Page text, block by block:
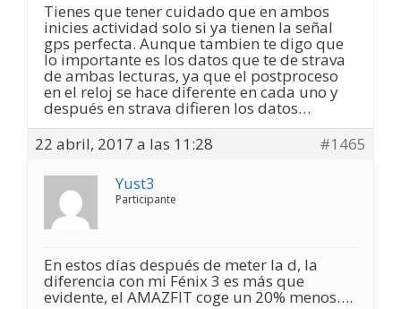
Tienes que tener cuidado que en ambos
inicies actividad solo si ya tienen la señal
gps perfecta. Aunque tambien te digo que
lo importante es los datos que te de strava
de ambas lecturas, ya que el postproceso
en el reloj se hace diferente en cada uno y
después en strava difieren los datos…
22 abril, 2017 a las 11:28
#1465
Yust3
Participante
En estos días después de meter la d, la
diferencia con mi Fénix 3 es más que
evidente, el AMAZFIT coge un 20% menos….